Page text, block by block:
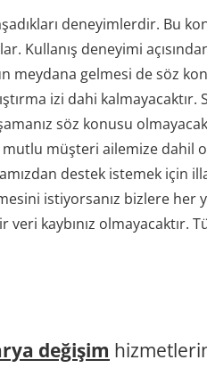
deneyimlerdir. Bu
Kullanış deneyimi
gelmesi de söz
izi dahi
söz konusu
müşteri ailemize dahil
destek istemek için
istiyorsanız bizlere
kaybınız olmayacaktır.
değişim